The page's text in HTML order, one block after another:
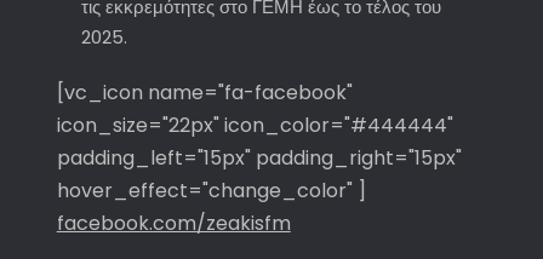
τις εκκρεμότητες στο ΓΕΜΗ έως το τέλος του
2025.
[vc_icon name="fa-facebook"
icon_size="22px" icon_color="#444444"
padding_left="15px" padding_right="15px"
hover_effect="change_color" ]
facebook.com/zeakisfm